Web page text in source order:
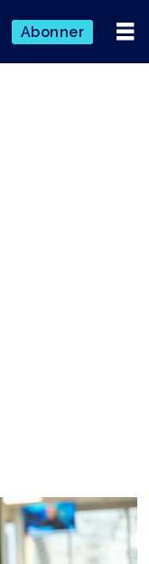
Abonner